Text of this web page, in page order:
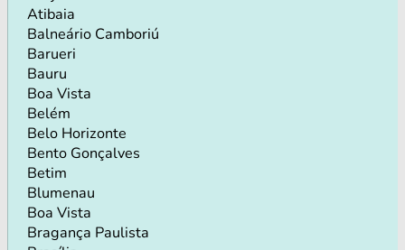
Atibaia
Balneário Camboriú
Barueri
Bauru
Boa Vista
Belém
Belo Horizonte
Bento Gonçalves
Betim
Blumenau
Boa Vista
Bragança Paulista